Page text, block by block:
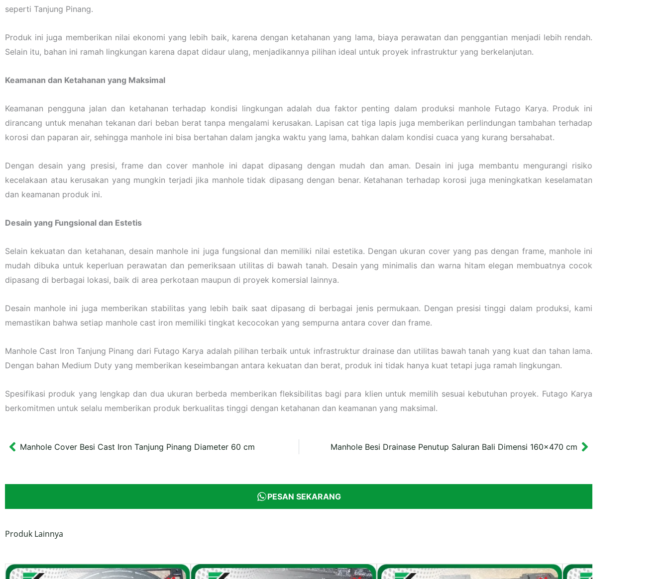
seperti Tanjung Pinang.
Produk ini juga memberikan nilai ekonomi yang lebih baik, karena dengan ketahanan yang lama, biaya perawatan dan penggantian menjadi lebih rendah.
Selain itu, bahan ini ramah lingkungan karena dapat didaur ulang, menjadikannya pilihan ideal untuk proyek infrastruktur yang berkelanjutan.
Keamanan dan Ketahanan yang Maksimal
Keamanan pengguna jalan dan ketahanan terhadap kondisi lingkungan adalah dua faktor penting dalam produksi manhole Futago Karya. Produk ini
dirancang untuk menahan tekanan dari beban berat tanpa mengalami kerusakan. Lapisan cat tiga lapis juga memberikan perlindungan tambahan terhadap
korosi dan paparan air, sehingga manhole ini bisa bertahan dalam jangka waktu yang lama, bahkan dalam kondisi cuaca yang kurang bersahabat.
Dengan desain yang presisi, frame dan cover manhole ini dapat dipasang dengan mudah dan aman. Desain ini juga membantu mengurangi risiko
kecelakaan atau kerusakan yang mungkin terjadi jika manhole tidak dipasang dengan benar. Ketahanan terhadap korosi juga meningkatkan keselamatan
dan keamanan produk ini.
Desain yang Fungsional dan Estetis
Selain kekuatan dan ketahanan, desain manhole ini juga fungsional dan memiliki nilai estetika. Dengan ukuran cover yang pas dengan frame, manhole ini
mudah dibuka untuk keperluan perawatan dan pemeriksaan utilitas di bawah tanah. Desain yang minimalis dan warna hitam elegan membuatnya cocok
dipasang di berbagai lokasi, baik di area perkotaan maupun di proyek komersial lainnya.
Desain manhole ini juga memberikan stabilitas yang lebih baik saat dipasang di berbagai jenis permukaan. Dengan presisi tinggi dalam produksi, kami
memastikan bahwa setiap manhole cast iron memiliki tingkat kecocokan yang sempurna antara cover dan frame.
Manhole Cast Iron Tanjung Pinang dari Futago Karya adalah pilihan terbaik untuk infrastruktur drainase dan utilitas bawah tanah yang kuat dan tahan lama.
Dengan bahan Medium Duty yang memberikan keseimbangan antara kekuatan dan berat, produk ini tidak hanya kuat tetapi juga ramah lingkungan.
Spesifikasi produk yang lengkap dan dua ukuran berbeda memberikan fleksibilitas bagi para klien untuk memilih sesuai kebutuhan proyek. Futago Karya
berkomitmen untuk selalu memberikan produk berkualitas tinggi dengan ketahanan dan keamanan yang maksimal.
Prev
Manhole Cover Besi Cast Iron Tanjung Pinang Diameter 60 cm Manhole Besi Drainase Penutup Saluran Bali Dimensi 160×470 cm Next
PESAN SEKARANG
Produk Lainnya